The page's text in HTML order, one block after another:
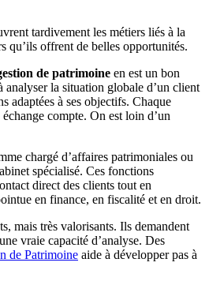
tardivement les métiers liés à la
qu’ils offrent de belles opportunités.
de patrimoine en est un bon
analyser la situation globale d’un client
adaptées à ses objectifs. Chaque
compte. On est loin d’un
chargé d’affaires patrimoniales ou
spécialisé. Ces fonctions
direct des clients tout en
en finance, en fiscalité et en droit.
mais très valorisants. Ils demandent
vraie capacité d’analyse. Des
de Patrimoine aide à développer pas à